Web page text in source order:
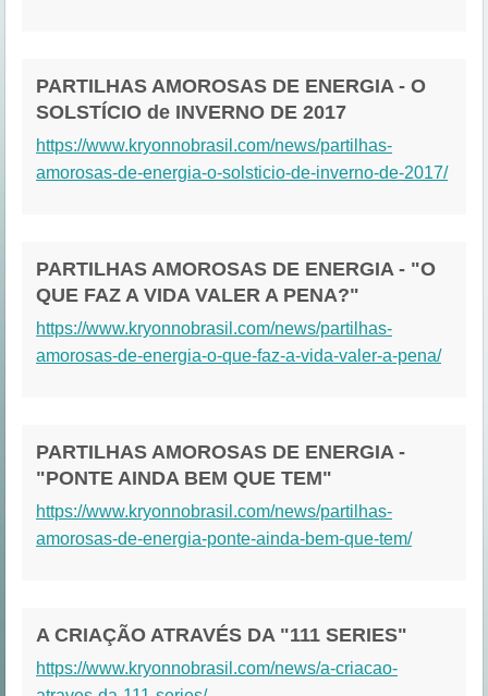
PARTILHAS AMOROSAS DE ENERGIA - O
SOLSTÍCIO de INVERNO DE 2017
https://www.kryonnobrasil.com/news/partilhas-
amorosas-de-energia-o-solsticio-de-inverno-de-2017/
PARTILHAS AMOROSAS DE ENERGIA - "O
QUE FAZ A VIDA VALER A PENA?"
https://www.kryonnobrasil.com/news/partilhas-
amorosas-de-energia-o-que-faz-a-vida-valer-a-pena/
PARTILHAS AMOROSAS DE ENERGIA -
"PONTE AINDA BEM QUE TEM"
https://www.kryonnobrasil.com/news/partilhas-
amorosas-de-energia-ponte-ainda-bem-que-tem/
A CRIAÇÃO ATRAVÉS DA "111 SERIES"
https://www.kryonnobrasil.com/news/a-criacao-